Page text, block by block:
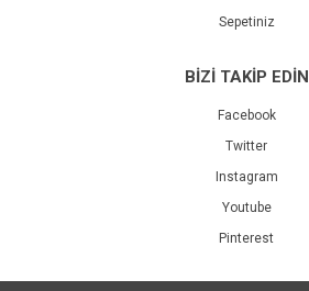
Sepetiniz
BİZİ TAKİP EDİN
Facebook
Twitter
Instagram
Youtube
Pinterest